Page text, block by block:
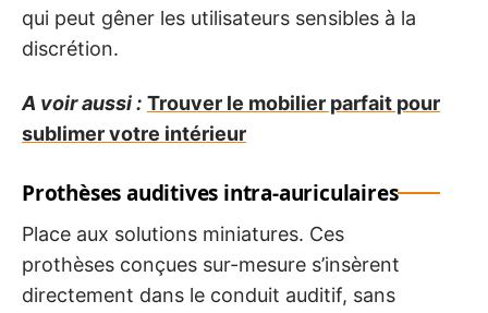
qui peut gêner les utilisateurs sensibles à la
discrétion.
A voir aussi : Trouver le mobilier parfait pour
sublimer votre intérieur
Prothèses auditives intra-auriculaires
Place aux solutions miniatures. Ces
prothèses conçues sur-mesure s’insèrent
directement dans le conduit auditif, sans